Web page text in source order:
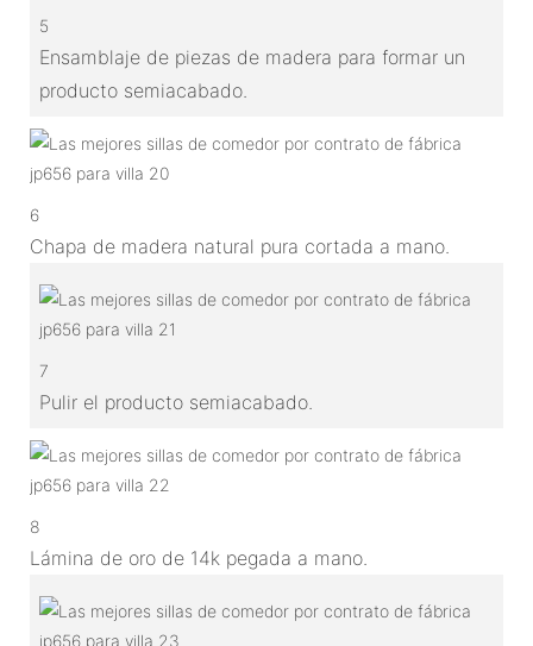
5
Ensamblaje de piezas de madera para formar un
producto semiacabado.
6
Chapa de madera natural pura cortada a mano.
7
Pulir el producto semiacabado.
8
Lámina de oro de 14k pegada a mano.